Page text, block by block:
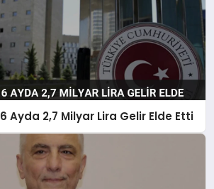
Ayda 2,7 Milyar Lira Gelir Elde Etti